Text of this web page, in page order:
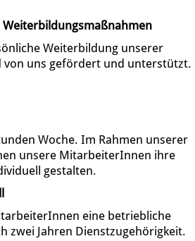
Weiterbildungsmaßnahmen
Weiterbildung unserer
uns gefördert und unterstützt.
Woche. Im Rahmen unserer
unsere MitarbeiterInnen ihre
gestalten.
eine betriebliche
zwei Jahren Dienstzugehörigkeit.